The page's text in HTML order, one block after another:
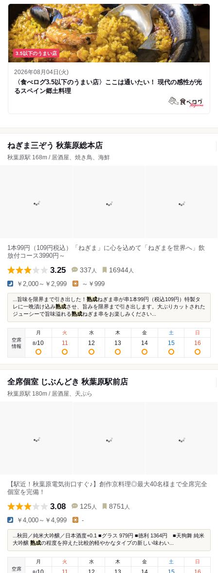
3.5以下のうまい店
2026年08月04日(火)
〈食べログ3.5以下のうまい店〉ここは通いたい！ 現代の感性が光
るスペイン郷土料理
ねぎま三ぞう 秋葉原総本店
秋葉原駅 168m / 居酒屋、焼き鳥、海鮮
1本99円（109円税込）「ねぎま」に心を込めて「ねぎまを世界へ」飲
放付コース3990円～
3.25 337 人 16944 人
￥2,000～￥2,999 ～￥999
...旨味を限界まで引き出した！ 熟成ねぎま串が串1本99円（税込109円）特製タ
レに一晩漬け込み熟成させ、旨みを限界まで引き出します。大ぶりカットされた
ジューシーで旨味溢れる熟成ねぎま串をお楽しみください...
空席
情報
月
8/10
火
11
水
12
木
13
金
14
土
15
日
16
全席個室 じぶんどき 秋葉原駅前店
秋葉原駅 180m / 居酒屋、天ぷら
【駅近！秋葉原電気街口すぐ♪】創作京料理◎最大40名様まで全席完全
個室を完備！
3.08 125 人 8751 人
￥4,000～￥4,999 -
...秋田／純米大吟醸／日本酒度+0.1 ■グラス 979円 ■徳利 1364円 ■天狗舞 純米
大吟醸 熟成の程度を抑えた比較的軽やかなタイプの新しい味わい...
空席
月
火 水 木 金 土 日